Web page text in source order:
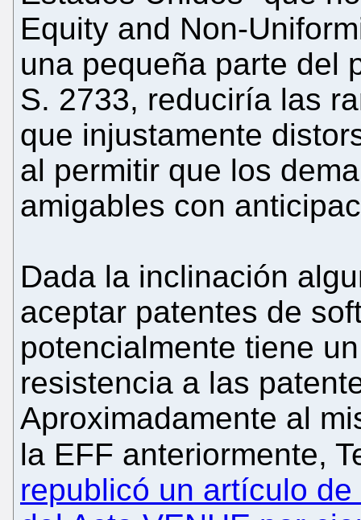
Equity and Non-
una pequeña parte del
S. 2733, reduciría las
que injustamente
al permitir que los
amigables con
Dada la inclinación
aceptar patentes de
potencialmente tiene
resistencia a las
Aproximadamente al
la EFF anteriormente,
republicó un artículo de